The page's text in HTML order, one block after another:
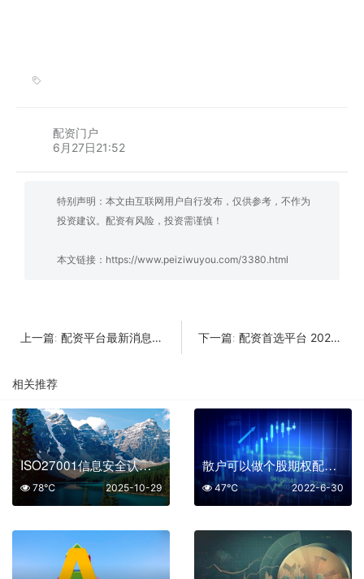
配资门户
6月27日21:52
特别声明：本文由互联网用户自行发布，仅供参考，不作为
投资建议。配资有风险，投资需谨慎！
本文链接： https://www.peiziwuyou.com/3380.html
上一篇: 配资平台最新消息：杠杆交易狂欢背后暗藏机遇 下一篇: 配资首选平台 2026年投资新蓝海如何精准锁定高成长潜力
相关推荐
ISO27001信息安全认证平台排名：选择专业服务的权威指南
2025-10-29
78℃
散户可以做个股期权配资吗
2022-6-30
47℃